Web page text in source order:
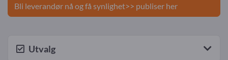
Bli leverandør nå og få synlighet>> publiser her
Utvalg